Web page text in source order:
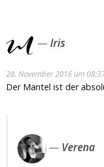
Iris
28. November 2016 um
Der Mantel ist der
Verena